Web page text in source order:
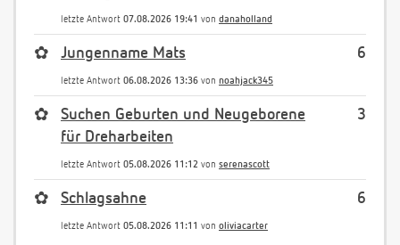
letzte Antwort 07.08.2026 19:41 von danaholland
6
✿ Jungenname Mats
letzte Antwort 06.08.2026 13:36 von noahjack345
3
✿
Suchen Geburten und Neugeborene
für Dreharbeiten
letzte Antwort 05.08.2026 11:12 von serenascott
6
✿ Schlagsahne
letzte Antwort 05.08.2026 11:11 von oliviacarter